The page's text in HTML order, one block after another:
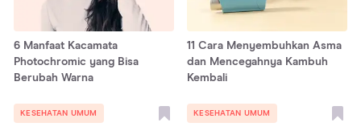
6 Manfaat Kacamata
Photochromic yang Bisa
Berubah Warna
KESEHATAN UMUM
11 Cara Menyembuhkan Asma
dan Mencegahnya Kambuh
Kembali
KESEHATAN UMUM